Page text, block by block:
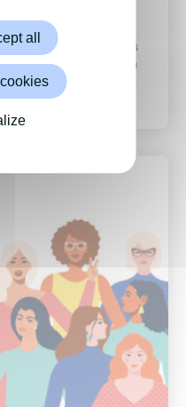
les nouveaux élèves
la rentrée prochaine, la
all